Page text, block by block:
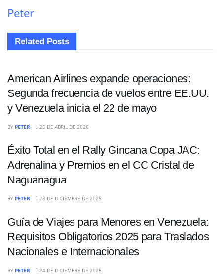
Peter
Related Posts
NACIONALES
American Airlines expande operaciones:
Segunda frecuencia de vuelos entre EE.UU.
y Venezuela inicia el 22 de mayo
BY PETER 26 DE ABRIL DE 2026
Éxito Total en el Rally Gincana Copa JAC:
Adrenalina y Premios en el CC Cristal de
Naguanagua
BY PETER 28 DE DICIEMBRE DE 2025
Guía de Viajes para Menores en Venezuela:
Requisitos Obligatorios 2025 para Traslados
Nacionales e Internacionales
BY PETER 24 DE DICIEMBRE DE 2025